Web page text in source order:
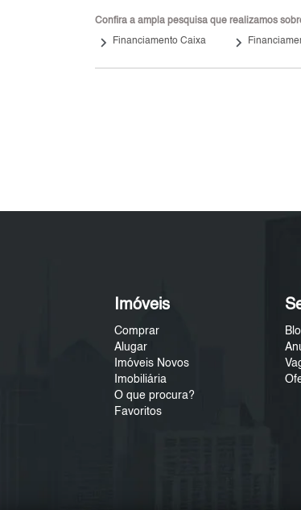
Confira a ampla pesquisa que realizamos
keyboard_arrow_right Financiamento Caixa keyboard_arrow_right
Imóveis
Comprar
Alugar
Imóveis Novos
Imobiliária
O que procura?
Favoritos